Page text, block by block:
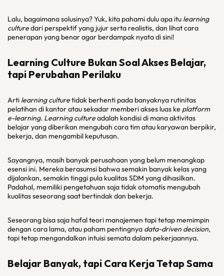
Lalu, bagaimana solusinya? Yuk, kita pahami dulu apa itu learning
culturedari perspektif yang jujur serta realistis, dan lihat cara
penerapan yang benar agar berdampak nyata di sini!
Learning Culture Bukan Soal Akses Belajar,
tapi Perubahan Perilaku
Arti learning culturetidak berhenti pada banyaknya rutinitas
pelatihan di kantor atau sekadar memberi akses luas ke platform
e-learning. Learning cultureadalah kondisi di mana aktivitas
belajar yang diberikan mengubah cara tim atau karyawan berpikir,
bekerja, dan mengambil keputusan.
Sayangnya, masih banyak perusahaan yang belum menangkap
esensi ini. Mereka berasumsi bahwa semakin banyak kelas yang
dijalankan, semakin tinggi pula kualitas SDM yang dihasilkan.
Padahal, memiliki pengetahuan saja tidak otomatis mengubah
kualitas seseorang saat bertindak dan bekerja.
Seseorang bisa saja hafal teori manajemen tapi tetap memimpin
dengan cara lama, atau paham pentingnya data-driven decision,
tapi tetap mengandalkan intuisi semata dalam pekerjaannya.
Belajar Banyak, tapi Cara Kerja Tetap Sama